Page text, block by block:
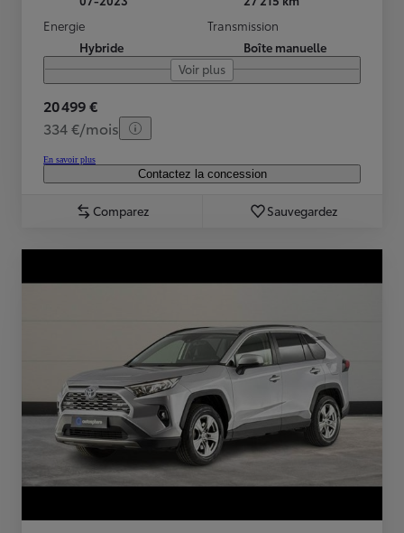
Energie
Hybride
Transmission
Boîte manuelle
Voir plus
20 499 €
334 €/mois
En savoir plus
Contactez la concession
Comparez Sauvegardez